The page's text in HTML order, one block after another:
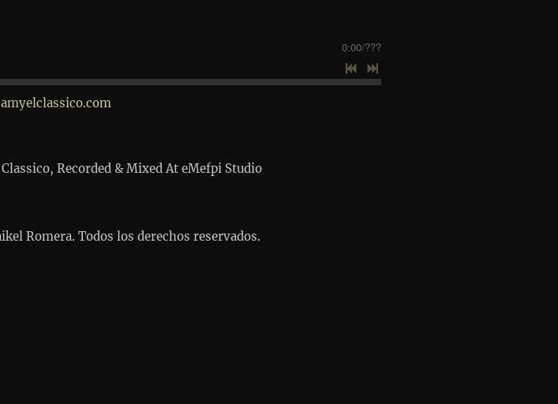
0:00/???
Recorded & Mixed At eMefpi Studio
Romera. Todos los derechos reservados.